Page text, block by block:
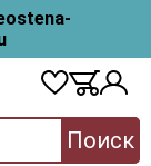
Поиск